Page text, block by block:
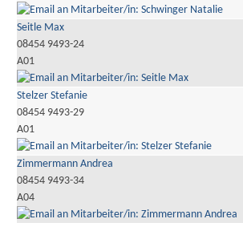
Seitle Max
08454 9493-24
A01
Stelzer Stefanie
08454 9493-29
A01
Zimmermann Andrea
08454 9493-34
A04